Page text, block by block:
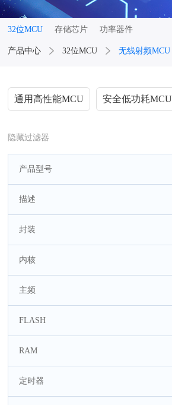
产品中心 32位MCU 无线射频MCU
32位MCU 存储芯片 功率器件
通用高性能MCU 安全低功耗MCU
隐藏过滤器
产品型号
描述
封装
内核
主频
FLASH
RAM
定时器